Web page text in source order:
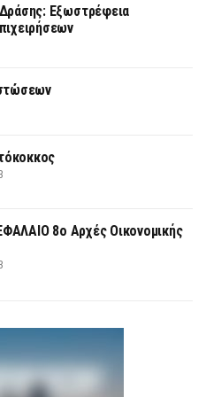
Εξωστρέφεια
8ο Αρχές Οικονομικής